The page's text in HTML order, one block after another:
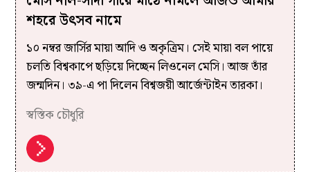
শহরে উৎসব নামে
১০ নম্বর জার্সির মায়া আদি ও অকৃত্রিম। সেই মায়া বল পায়ে
চলতি বিশ্বকাপে ছড়িয়ে দিচ্ছেন লিওনেল মেসি। আজ তাঁর
জন্মদিন। ৩৯-এ পা দিলেন বিশ্বজয়ী আর্জেন্টাইন তারকা।
স্বস্তিক চৌধুরি